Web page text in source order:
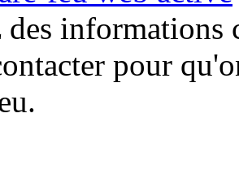
des informations
pour